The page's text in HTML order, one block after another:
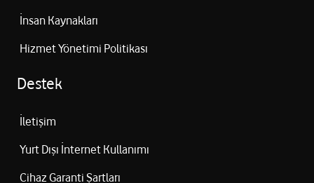
İnsan Kaynakları
Hizmet Yönetimi Politikası
Destek
İletişim
Yurt Dışı İnternet Kullanımı
Cihaz Garanti Şartları